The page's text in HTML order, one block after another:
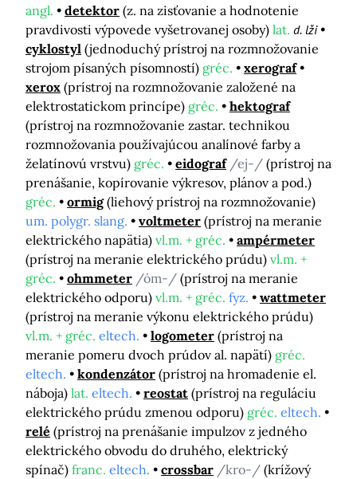
angl. detektor (z. na zisťovanie a hodnotenie
pravdivosti výpovede vyšetrovanej osoby) lat. d. lži
cyklostyl (jednoduchý prístroj na rozmnožovanie
strojom písaných písomností) gréc.
xerograf
xerox (prístroj na rozmnožovanie založené na
elektrostatickom princípe) gréc.
hektograf
(prístroj na rozmnožovanie zastar. technikou
rozmnožovania používajúcou analínové farby a
želatínovú vrstvu) gréc. eidograf /ej-/ (prístroj na
prenášanie, kopírovanie výkresov, plánov a pod.)
gréc.
ormig (liehový prístroj na rozmnožovanie)
um. polygr. slang.
voltmeter (prístroj na meranie
elektrického napätia) vl.m. + gréc.
ampérmeter
(prístroj na meranie elektrického prúdu) vl.m. +
gréc.
ohmmeter /óm-/ (prístroj na meranie
elektrického odporu) vl.m. + gréc. fyz.
wattmeter
(prístroj na meranie výkonu elektrického prúdu)
vl.m. + gréc. eltech. logometer (prístroj na
meranie pomeru dvoch prúdov al. napätí) gréc.
eltech.
kondenzátor (prístroj na hromadenie el.
náboja) lat. eltech. reostat (prístroj na reguláciu
elektrického prúdu zmenou odporu) gréc. eltech.
relé (prístroj na prenášanie impulzov z jedného
elektrického obvodu do druhého, elektrický
spínač) franc. eltech. crossbar /kro-/ (krížový